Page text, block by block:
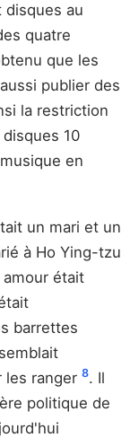
disques au
quatre
que les
publier des
la restriction
10
en
un mari et un
à Ho Ying-tzu
était
barrettes
les ranger 8. Il
politique de